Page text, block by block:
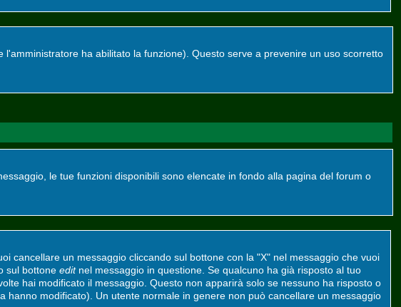
ha abilitato la funzione). Questo serve a prevenire un uso scorretto
le tue funzioni disponibili sono elencate in fondo alla pagina del forum o
cancellare un messaggio cliccando sul bottone con la "X" nel messaggio che vuoi
sul bottone editnel messaggio in questione. Se qualcuno ha già risposto al tuo
hai modificato il messaggio. Questo non apparirà solo se nessuno ha risposto o
modificato). Un utente normale in genere non può cancellare un messaggio